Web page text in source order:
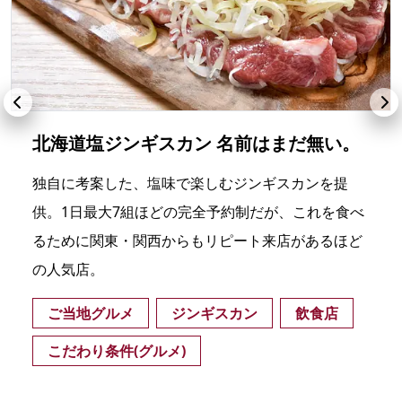
北海道塩ジンギスカン 名前はまだ無い。
独自に考案した、塩味で楽しむジンギスカンを提
供。1日最大7組ほどの完全予約制だが、これを食べ
るために関東・関西からもリピート来店があるほど
の人気店。
ご当地グルメ ジンギスカン
飲食店
こだわり条件(グルメ)